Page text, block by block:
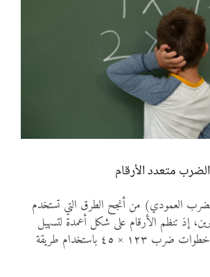
متعدد الأرقام
العمودي) من أنجح الطرق التي تستخدم
إذ تنظم الأرقام على شكل أعمدة لتسهيل
عملية الحساب. إليك خطوات ضرب ١٢٣ × ٤٥ باستخدام طريقة